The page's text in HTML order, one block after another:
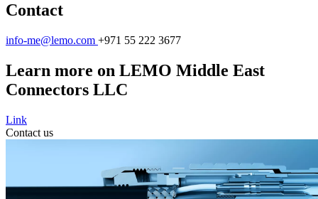
Contact
info-me@lemo.com +971 55 222 3677
Learn more on LEMO Middle East
Connectors LLC
Link
Contact us